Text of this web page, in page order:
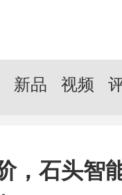
新品 视频
，石头智